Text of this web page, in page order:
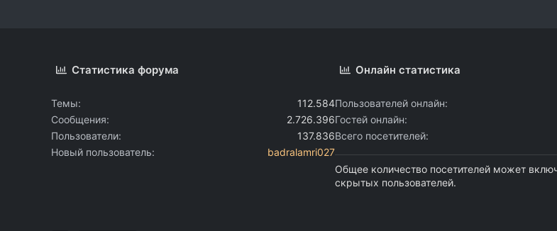
Статистика форума
Темы
112.584
Сообщения
2.726.396
Пользователи
137.836
Новый пользователь
badralamri027
Онлайн статистика
Пользователей онлайн
Гостей онлайн
Всего посетителей
Общее количество посетителей может
скрытых пользователей.